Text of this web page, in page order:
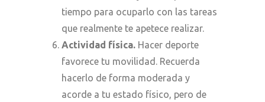
tiempo para ocuparlo con las tareas
que realmente te apetece realizar.
Actividad física. Hacer deporte
favorece tu movilidad. Recuerda
hacerlo de forma moderada y
acorde a tu estado físico, pero de